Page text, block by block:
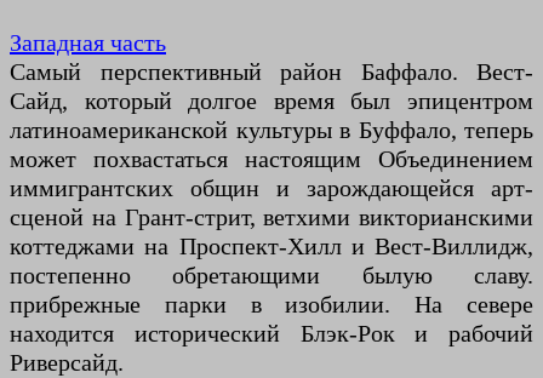
Западная часть
Самый перспективный район Баффало. Вест-
Сайд, который долгое время был эпицентром
латиноамериканской культуры в Буффало, теперь
может похвастаться настоящим Объединением
иммигрантских общин и зарождающейся арт-
сценой на Грант-стрит, ветхими викторианскими
коттеджами на Проспект-Хилл и Вест-Виллидж,
постепенно обретающими былую славу.
прибрежные парки в изобилии. На севере
находится исторический Блэк-Рок и рабочий
Риверсайд.